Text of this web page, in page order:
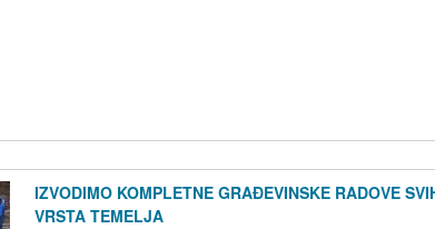
IZVODIMO KOMPLETNE GRAĐEVINSKE RADOVE
VRSTA TEMELJA